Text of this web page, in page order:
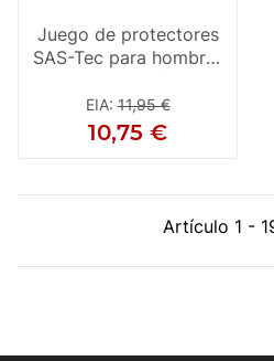
Juego de protectores
SAS-Tec para hombro,
codo y rodilla (2 uds.)
SC-1/02
EIA:11,95 €
10,75 €
Artículo 1 -